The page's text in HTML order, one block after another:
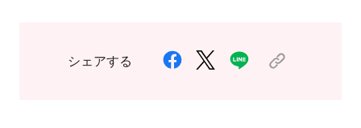
シェアする